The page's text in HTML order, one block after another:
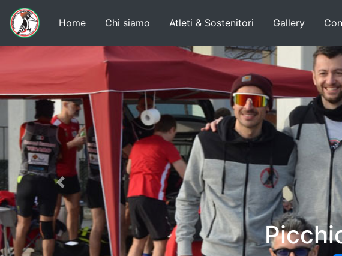
Home Chi siamo Atleti & Sostenitori Gallery
Previous